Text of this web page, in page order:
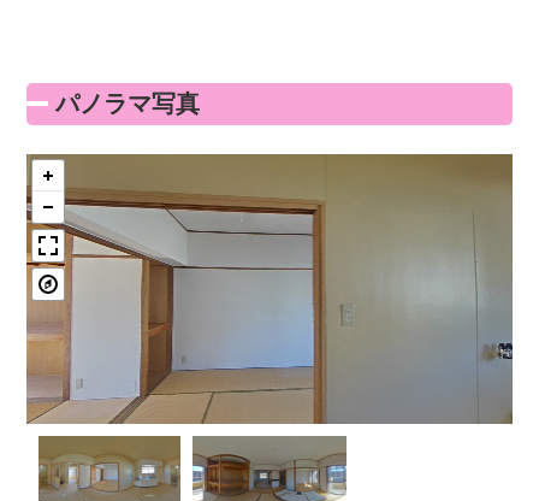
パノラマ写真